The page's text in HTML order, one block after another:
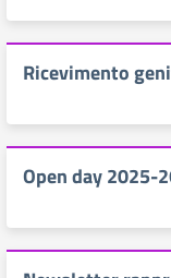
Ricevimento
Open day 2025-